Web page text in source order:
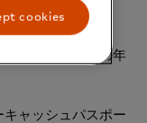
PDF
ト・プラチナの年
ャッシュパスポー
cookies